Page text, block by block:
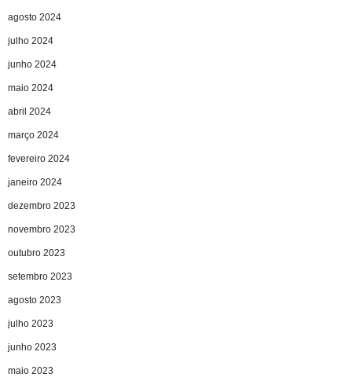
agosto 2024
julho 2024
junho 2024
maio 2024
abril 2024
março 2024
fevereiro 2024
janeiro 2024
dezembro 2023
novembro 2023
outubro 2023
setembro 2023
agosto 2023
julho 2023
junho 2023
maio 2023